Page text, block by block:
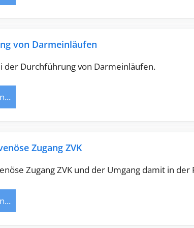
von Darmeinläufen
der Durchführung von Darmeinläufen.
Zugang ZVK
Zugang ZVK und der Umgang damit in der